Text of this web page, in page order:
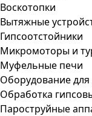
Воскотопки
Вытяжные
Гипсоотстойники
Микромоторы и
Муфельные печи
Оборудование для
Обработка
Пароструйные